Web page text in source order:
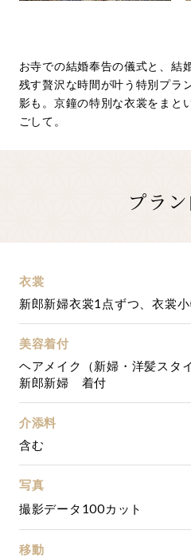
お寺での結婚奉告の儀式と、結
残す贅沢な時間が叶う特別プラ
影も。京鐘の特別な衣裳をまと
ごして。
プラ
衣裳
新郎新婦衣裳1点ずつ、衣裳
美容着付
ヘアメイク（新婦・洋髪スタ
新郎新婦 着付
介添料
含む
写真
撮影データ100カット
移動